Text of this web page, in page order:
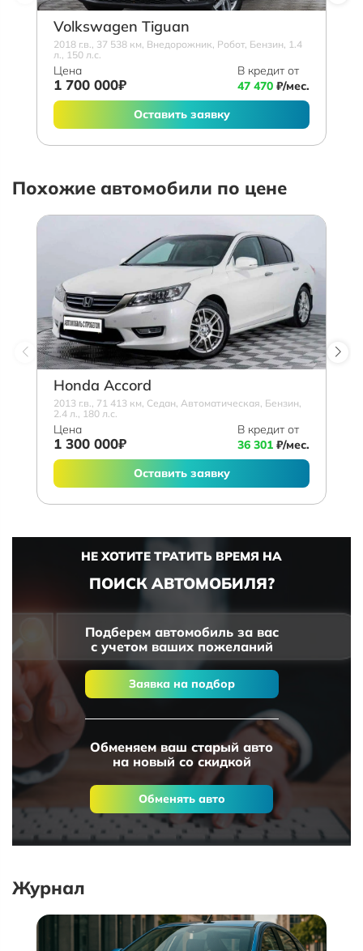
Volkswagen Tiguan
2018 г.в., 37 538 км, Внедорожник, Робот, Бензин, 1.4
л., 150 л.с.
Цена
1 700 000₽
В кредит от
47 470 ₽/мес.
Оставить заявку
Похожие автомобили по цене
Honda Accord
2013 г.в., 71 413 км, Седан, Автоматическая, Бензин,
2.4 л., 180 л.с.
Цена
1 300 000₽
В кредит от
36 301 ₽/мес.
Оставить заявку
НЕ ХОТИТЕ ТРАТИТЬ ВРЕМЯ НА
ПОИСК АВТОМОБИЛЯ?
Подберем автомобиль за вас
с учетом ваших пожеланий
Заявка на подбор
Обменяем ваш старый авто
на новый со скидкой
Обменять авто
Журнал